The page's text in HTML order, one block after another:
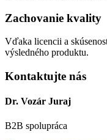
Zachovanie kvality
Vďaka licencii a
výsledného produktu.
Kontaktujte nás
Dr. Vozár Juraj
B2B spolupráca